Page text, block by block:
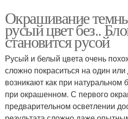
Окрашивание
русый цвет без..
становится русой
Русый и белый цвета очень
сложно покраситься на один
возникают как при натуральном
при окрашенном. С первого
предварительном осветлении